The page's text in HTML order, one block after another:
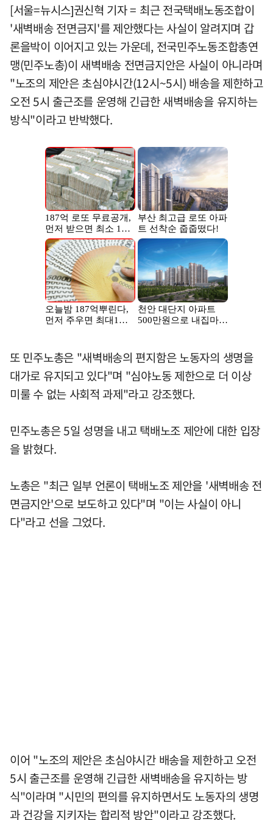
[서울=뉴시스]권신혁 기자 = 최근 전국택배노동조합이
'새벽배송 전면금지'를 제안했다는 사실이 알려지며 갑
론을박이 이어지고 있는 가운데, 전국민주노동조합총연
맹(민주노총)이 새벽배송 전면금지안은 사실이 아니라며
"노조의 제안은 초심야시간(12시~5시) 배송을 제한하고
오전 5시 출근조를 운영해 긴급한 새벽배송을 유지하는
방식"이라고 반박했다.
또 민주노총은 "새벽배송의 편지함은 노동자의 생명을
대가로 유지되고 있다"며 "심야노동 제한으로 더 이상
미룰 수 없는 사회적 과제"라고 강조했다.
민주노총은 5일 성명을 내고 택배노조 제안에 대한 입장
을 밝혔다.
노총은 "최근 일부 언론이 택배노조 제안을 '새벽배송 전
면금지안'으로 보도하고 있다"며 "이는 사실이 아니
다"라고 선을 그었다.
이어 "노조의 제안은 초심야시간 배송을 제한하고 오전
5시 출근조를 운영해 긴급한 새벽배송을 유지하는 방
식"이라며 "시민의 편의를 유지하면서도 노동자의 생명
과 건강을 지키자는 합리적 방안"이라고 강조했다.